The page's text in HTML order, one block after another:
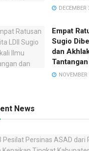
DECEMBER
Empat
Sugio
dan
News